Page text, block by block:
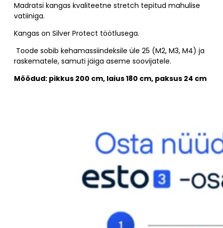
Madratsi kangas kvaliteetne stretch tepitud mahulise
vatiiniga.
Kangas on Silver Protect töötlusega.
Toode sobib kehamassiindeksile üle 25 (M2, M3, M4) ja
raskematele, samuti jäiga aseme soovijatele.
Mõõdud: pikkus 200 cm, laius 180 cm, paksus 24 cm